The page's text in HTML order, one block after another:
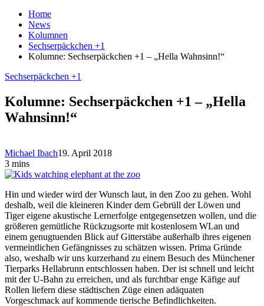
Home
News
Kolumnen
Sechserpäckchen +1
Kolumne: Sechserpäckchen +1 – „Hella Wahnsinn!“
Sechserpäckchen +1
Kolumne: Sechserpäckchen +1 – „Hella
Wahnsinn!“
Michael Ibach19. April 2018
3 mins
Hin und wieder wird der Wunsch laut, in den Zoo zu gehen. Wohl
deshalb, weil die kleineren Kinder dem Gebrüll der Löwen und
Tiger eigene akustische Lernerfolge entgegensetzen wollen, und die
größeren gemütliche Rückzugsorte mit kostenlosem WLan und
einem genugtuenden Blick auf Gitterstäbe außerhalb ihres eigenen
vermeintlichen Gefängnisses zu schätzen wissen. Prima Gründe
also, weshalb wir uns kurzerhand zu einem Besuch des Münchener
Tierparks Hellabrunn entschlossen haben. Der ist schnell und leicht
mit der U-Bahn zu erreichen, und als furchtbar enge Käfige auf
Rollen liefern diese städtischen Züge einen adäquaten
Vorgeschmack auf kommende tierische Befindlichkeiten.